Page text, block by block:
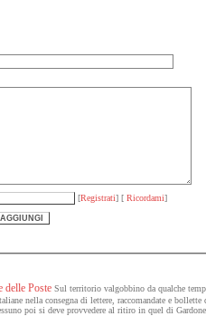
[Registrati] [ Ricordami]
delle Poste Sul territorio valgobbino da qualche
nella consegna di lettere, raccomandate e bollette
poi si deve provvedere al ritiro in quel di Gardone